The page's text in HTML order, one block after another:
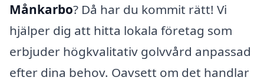
Månkarbo? Då har du kommit rätt! Vi
hjälper dig att hitta lokala företag som
erbjuder högkvalitativ golvvård anpassad
efter dina behov. Oavsett om det handlar